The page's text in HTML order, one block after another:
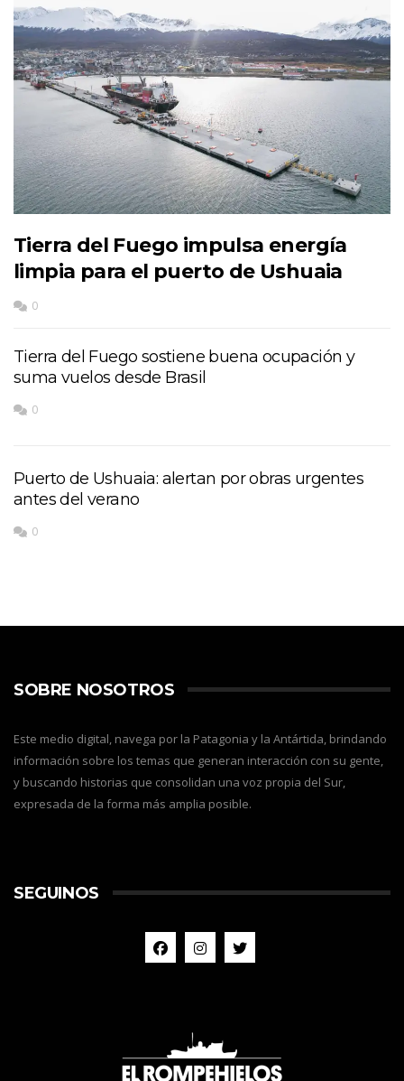
Tierra del Fuego impulsa energía
limpia para el puerto de Ushuaia
0
Tierra del Fuego sostiene buena ocupación y
suma vuelos desde Brasil
0
Puerto de Ushuaia: alertan por obras urgentes
antes del verano
0
SOBRE NOSOTROS
Este medio digital, navega por la Patagonia y la Antártida, brindando
información sobre los temas que generan interacción con su gente,
y buscando historias que consolidan una voz propia del Sur,
expresada de la forma más amplia posible.
SEGUINOS